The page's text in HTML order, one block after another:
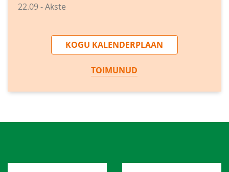
22.09 - Akste
KOGU KALENDERPLAAN
TOIMUNUD